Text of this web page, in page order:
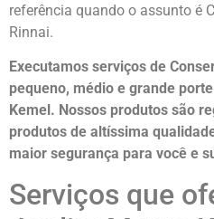
referência quando o assunto é
Rinnai.
Executamos serviços de
pequeno, médio e grande
Kemel. Nossos produtos são
produtos de altíssima
maior segurança para você e
Serviços que